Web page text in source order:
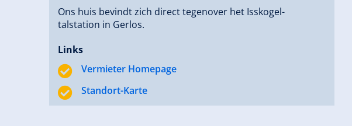
Ons huis bevindt zich direct tegenover het Isskogel-
talstation in Gerlos.
Links
Vermieter Homepage
Standort-Karte